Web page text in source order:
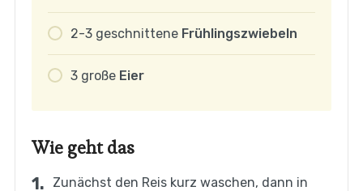
2-3 geschnittene Frühlingszwiebeln
3 große Eier
Wie geht das
Zunächst den Reis kurz waschen, dann in